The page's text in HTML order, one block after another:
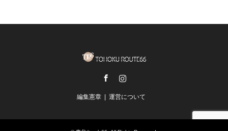
編集憲章 運営について